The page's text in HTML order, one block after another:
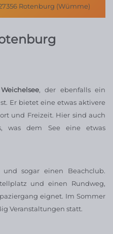
Rotenburg (Wümme)
Weichelsee, der ebenfalls ein
Er bietet eine etwas aktivere
und Freizeit. Hier sind auch
was dem See eine etwas
sogar einen Beachclub.
und einen Rundweg,
eignet. Im Sommer
Veranstaltungen statt.